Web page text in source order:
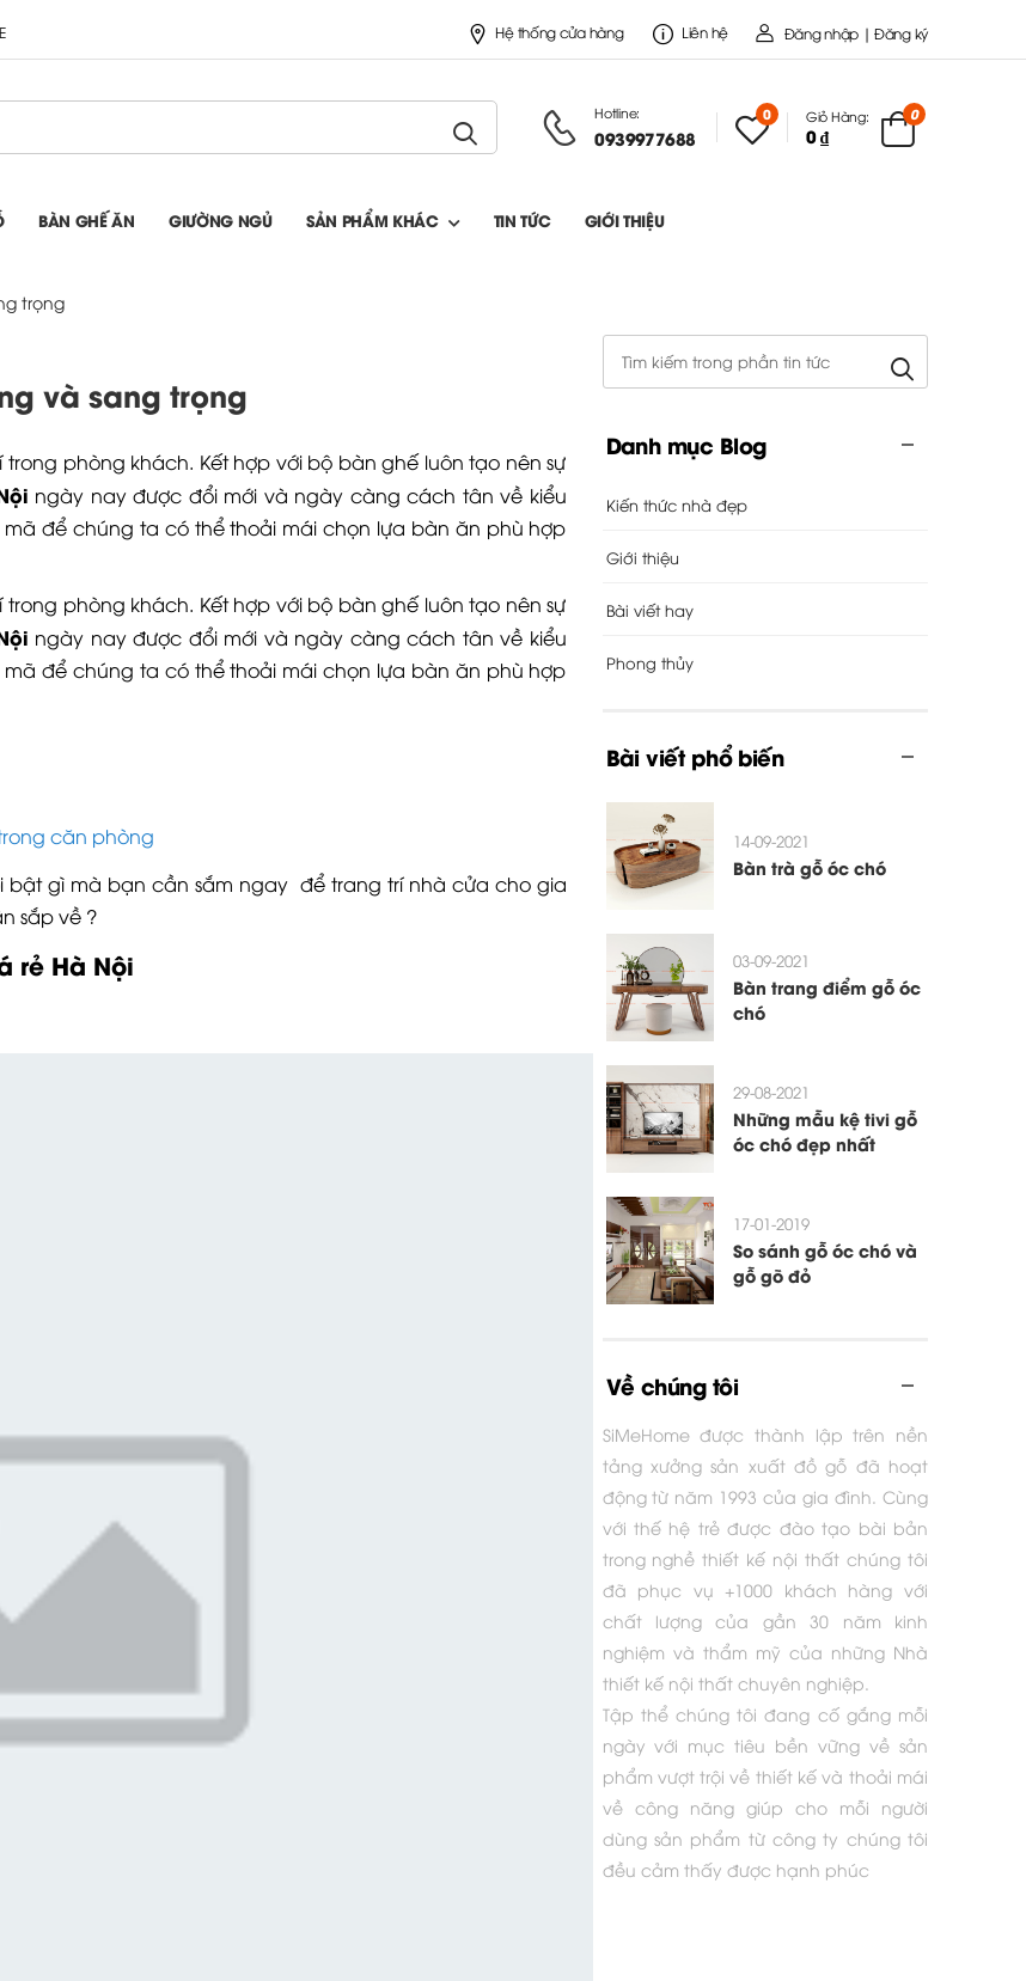
Hệ thống cửa hàng Liên hệ Đăng nhập | Đăng ký
Hotline:
0939977688
0 Giỏ Hàng:
0 ₫
0
BÀN GHẾ ĂN GIƯỜNG NGỦ SẢN PHẨM KHÁC TIN TỨC GIỚI THIỆU
trọng
và sang trọng
phòng khách. Kết hợp với bộ bàn ghế luôn tạo nên sự
ngày nay được đổi mới và ngày càng cách tân về kiểu
để chúng ta có thể thoải mái chọn lựa bàn ăn phù hợp
phòng khách. Kết hợp với bộ bàn ghế luôn tạo nên sự
ngày nay được đổi mới và ngày càng cách tân về kiểu
để chúng ta có thể thoải mái chọn lựa bàn ăn phù hợp
căn phòng
bật gì mà bạn cần sắm ngay để trang trí nhà cửa cho gia
sắp về ?
rẻ Hà Nội
Danh mục Blog
Kiến thức nhà đẹp
Giới thiệu
Bài viết hay
Phong thủy
Bài viết phổ biến
14-09-2021
Bàn trà gỗ óc chó
03-09-2021
Bàn trang điểm gỗ óc
chó
29-08-2021
Những mẫu kệ tivi gỗ
óc chó đẹp nhất
17-01-2019
So sánh gỗ óc chó và
gỗ gõ đỏ
Về chúng tôi
SiMeHome được thành lập trên nền
tảng xưởng sản xuất đồ gỗ đã hoạt
động từ năm 1993 của gia đình. Cùng
với thế hệ trẻ được đào tạo bài bản
trong nghề thiết kế nội thất chúng tôi
đã phục vụ +1000 khách hàng với
chất lượng của gần 30 năm kinh
nghiệm và thẩm mỹ của những Nhà
thiết kế nội thất chuyên nghiệp.
Tập thể chúng tôi đang cố gắng mỗi
ngày với mục tiêu bền vững về sản
phẩm vượt trội về thiết kế và thoải mái
về công năng giúp cho mỗi người
dùng sản phẩm từ công ty chúng tôi
đều cảm thấy được hạnh phúc